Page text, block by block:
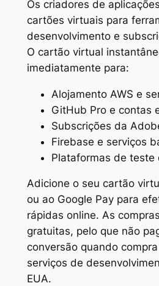
Os criadores de
cartões virtuais para
desenvolvimento e
O cartão virtual
imediatamente para:
Alojamento AWS e
GitHub Pro e contas
Subscrições da
Firebase e serviços
Plataformas de teste
Adicione o seu cartão
ou ao Google Pay para
rápidas online. As
gratuitas, pelo que não
conversão quando
serviços de
EUA.